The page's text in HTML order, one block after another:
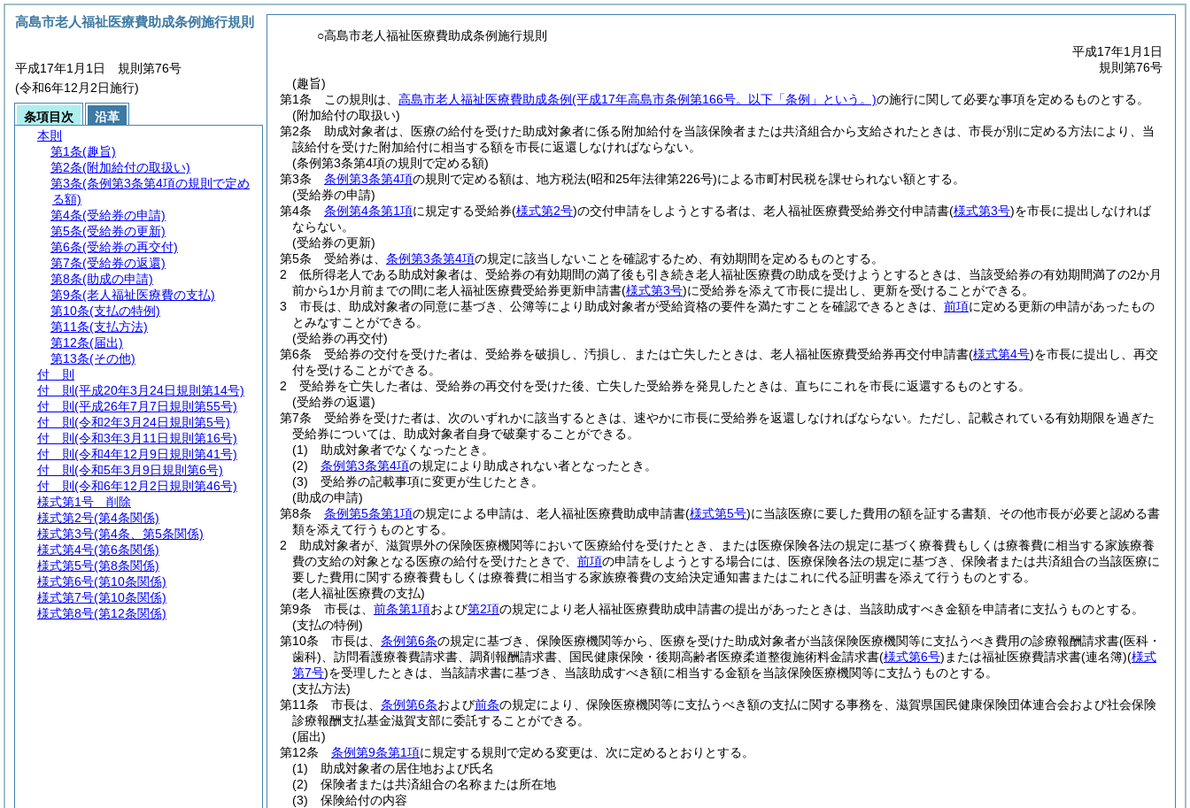
○高島市老人福祉医療費助成条例施行規則
平成17年1月1日
規則第76号
(趣旨)
第1条
この規則は、 高島市老人福祉医療費助成条例(平成17年高島市条例第166号。以下「条例」という。)の施行に関して必要な事項を定めるものとする。
(附加給付の取扱い)
第2条
助成対象者は、医療の給付を受けた助成対象者に係る附加給付を当該保険者または共済組合から支給されたときは、市長が別に定める方法により、当
該給付を受けた附加給付に相当する額を市長に返還しなければならない。
(条例第3条第4項の規則で定める額)
第3条
条例第3条第4項の規則で定める額は、地方税法(昭和25年法律第226号)による市町村民税を課せられない額とする。
(受給券の申請)
第4条
条例第4条第1項に規定する受給券(様式第2号)の交付申請をしようとする者は、老人福祉医療費受給券交付申請書(様式第3号)を市長に提出しなければ
ならない。
(受給券の更新)
第5条
受給券は、 条例第3条第4項の規定に該当しないことを確認するため、有効期間を定めるものとする。
2
低所得老人である助成対象者は、受給券の有効期間の満了後も引き続き老人福祉医療費の助成を受けようとするときは、当該受給券の有効期間満了の2か月
前から1か月前までの間に老人福祉医療費受給券更新申請書(様式第3号)に受給券を添えて市長に提出し、更新を受けることができる。
3
市長は、助成対象者の同意に基づき、公簿等により助成対象者が受給資格の要件を満たすことを確認できるときは、 前項に定める更新の申請があったもの
とみなすことができる。
(受給券の再交付)
第6条
受給券の交付を受けた者は、受給券を破損し、汚損し、または亡失したときは、老人福祉医療費受給券再交付申請書(様式第4号)を市長に提出し、再交
付を受けることができる。
2
受給券を亡失した者は、受給券の再交付を受けた後、亡失した受給券を発見したときは、直ちにこれを市長に返還するものとする。
(受給券の返還)
第7条
受給券を受けた者は、次のいずれかに該当するときは、速やかに市長に受給券を返還しなければならない。 ただし、記載されている有効期限を過ぎた
受給券については、助成対象者自身で破棄することができる。
(1)
助成対象者でなくなったとき。
(2)
条例第3条第4項の規定により助成されない者となったとき。
(3)
受給券の記載事項に変更が生じたとき。
(助成の申請)
第8条
条例第5条第1項の規定による申請は、老人福祉医療費助成申請書(様式第5号)に当該医療に要した費用の額を証する書類、その他市長が必要と認める書
類を添えて行うものとする。
2
助成対象者が、滋賀県外の保険医療機関等において医療給付を受けたとき、または医療保険各法の規定に基づく療養費もしくは療養費に相当する家族療養
費の支給の対象となる医療の給付を受けたときで、 前項の申請をしようとする場合には、医療保険各法の規定に基づき、保険者または共済組合の当該医療に
要した費用に関する療養費もしくは療養費に相当する家族療養費の支給決定通知書またはこれに代る証明書を添えて行うものとする。
(老人福祉医療費の支払)
第9条
市長は、 前条第1項および第2項の規定により老人福祉医療費助成申請書の提出があったときは、当該助成すべき金額を申請者に支払うものとする。
(支払の特例)
第10条
市長は、 条例第6条の規定に基づき、保険医療機関等から、医療を受けた助成対象者が当該保険医療機関等に支払うべき費用の診療報酬請求書(医科・
歯科) 、訪問看護療養費請求書、調剤報酬請求書、国民健康保険・後期高齢者医療柔道整復施術料金請求書(様式第6号) または福祉医療費請求書(連名簿)(様式
第7号)を受理したときは、当該請求書に基づき、当該助成すべき額に相当する金額を当該保険医療機関等に支払うものとする。
(支払方法)
第11条
市長は、 条例第6条および前条の規定により、保険医療機関等に支払うべき額の支払に関する事務を、滋賀県国民健康保険団体連合会および社会保険
診療報酬支払基金滋賀支部に委託することができる。
(届出)
第12条
条例第9条第1項に規定する規則で定める変更は、次に定めるとおりとする。
(1)
助成対象者の居住地および氏名
(2)
保険者または共済組合の名称または所在地
(3)
保険給付の内容
高島市老人福祉医療費助成条例施行規則
平成17年1月1日 規則第76号
(令和6年12月2日施行)
条項目次
沿革
本則
第1条(趣旨)
第2条(附加給付の取扱い)
第3条(条例第3条第4項の規則で定め
る額)
第4条(受給券の申請)
第5条(受給券の更新)
第6条(受給券の再交付)
第7条(受給券の返還)
第8条(助成の申請)
第9条(老人福祉医療費の支払)
第10条(支払の特例)
第11条(支払方法)
第12条(届出)
第13条(その他)
付 則
付 則 (平成20年3月24日規則第14号)
付 則 (平成26年7月7日規則第55号)
付 則 (令和2年3月24日規則第5号)
付 則 (令和3年3月11日規則第16号)
付 則 (令和4年12月9日規則第41号)
付 則 (令和5年3月9日規則第6号)
付 則 (令和6年12月2日規則第46号)
様式第1号 削除
様式第2号(第4条関係)
様式第3号(第4条、第5条関係)
様式第4号(第6条関係)
様式第5号(第8条関係)
様式第6号(第10条関係)
様式第7号(第10条関係)
様式第8号(第12条関係)